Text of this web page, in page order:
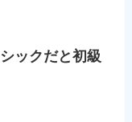
ックだと初級